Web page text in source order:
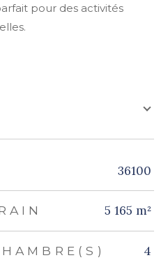
pour des activités
TRAD_ZEPHYR_Valeurs
36100
5 165 m²
4